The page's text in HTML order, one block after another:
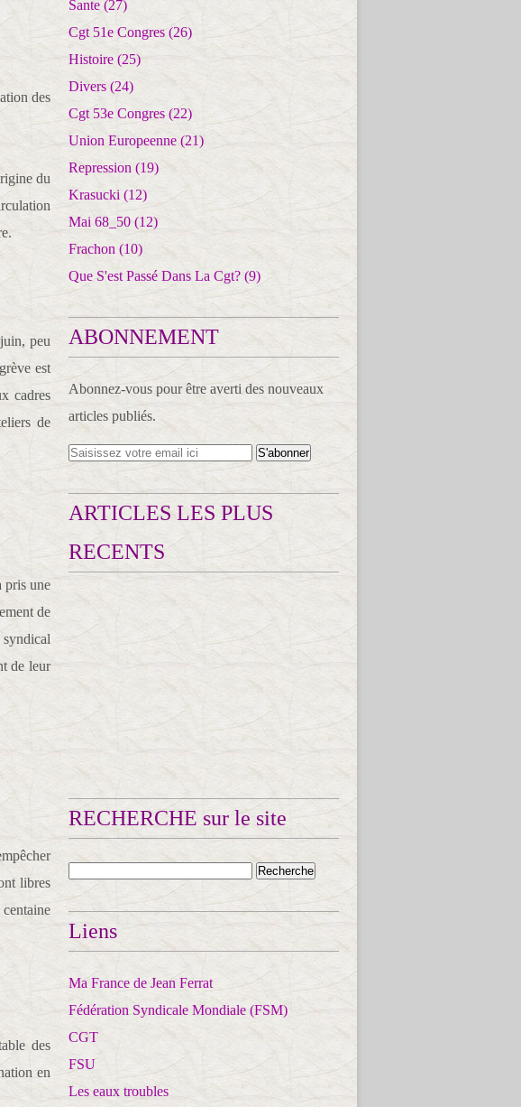
des
du
peu
est
cadres
de
pris une
de
syndical
de leur
libres
des
en
Sante (27)
Cgt 51e Congres (26)
Histoire (25)
Divers (24)
Cgt 53e Congres (22)
Union Europeenne (21)
Repression (19)
Krasucki (12)
Mai 68_50 (12)
Frachon (10)
Que S'est Passé Dans La Cgt? (9)
ABONNEMENT
Abonnez-vous pour être averti des nouveaux
articles publiés.
ARTICLES LES PLUS
RECENTS
RECHERCHE sur le site
Liens
Ma France de Jean Ferrat
Fédération Syndicale Mondiale (FSM)
CGT
FSU
Les eaux troubles